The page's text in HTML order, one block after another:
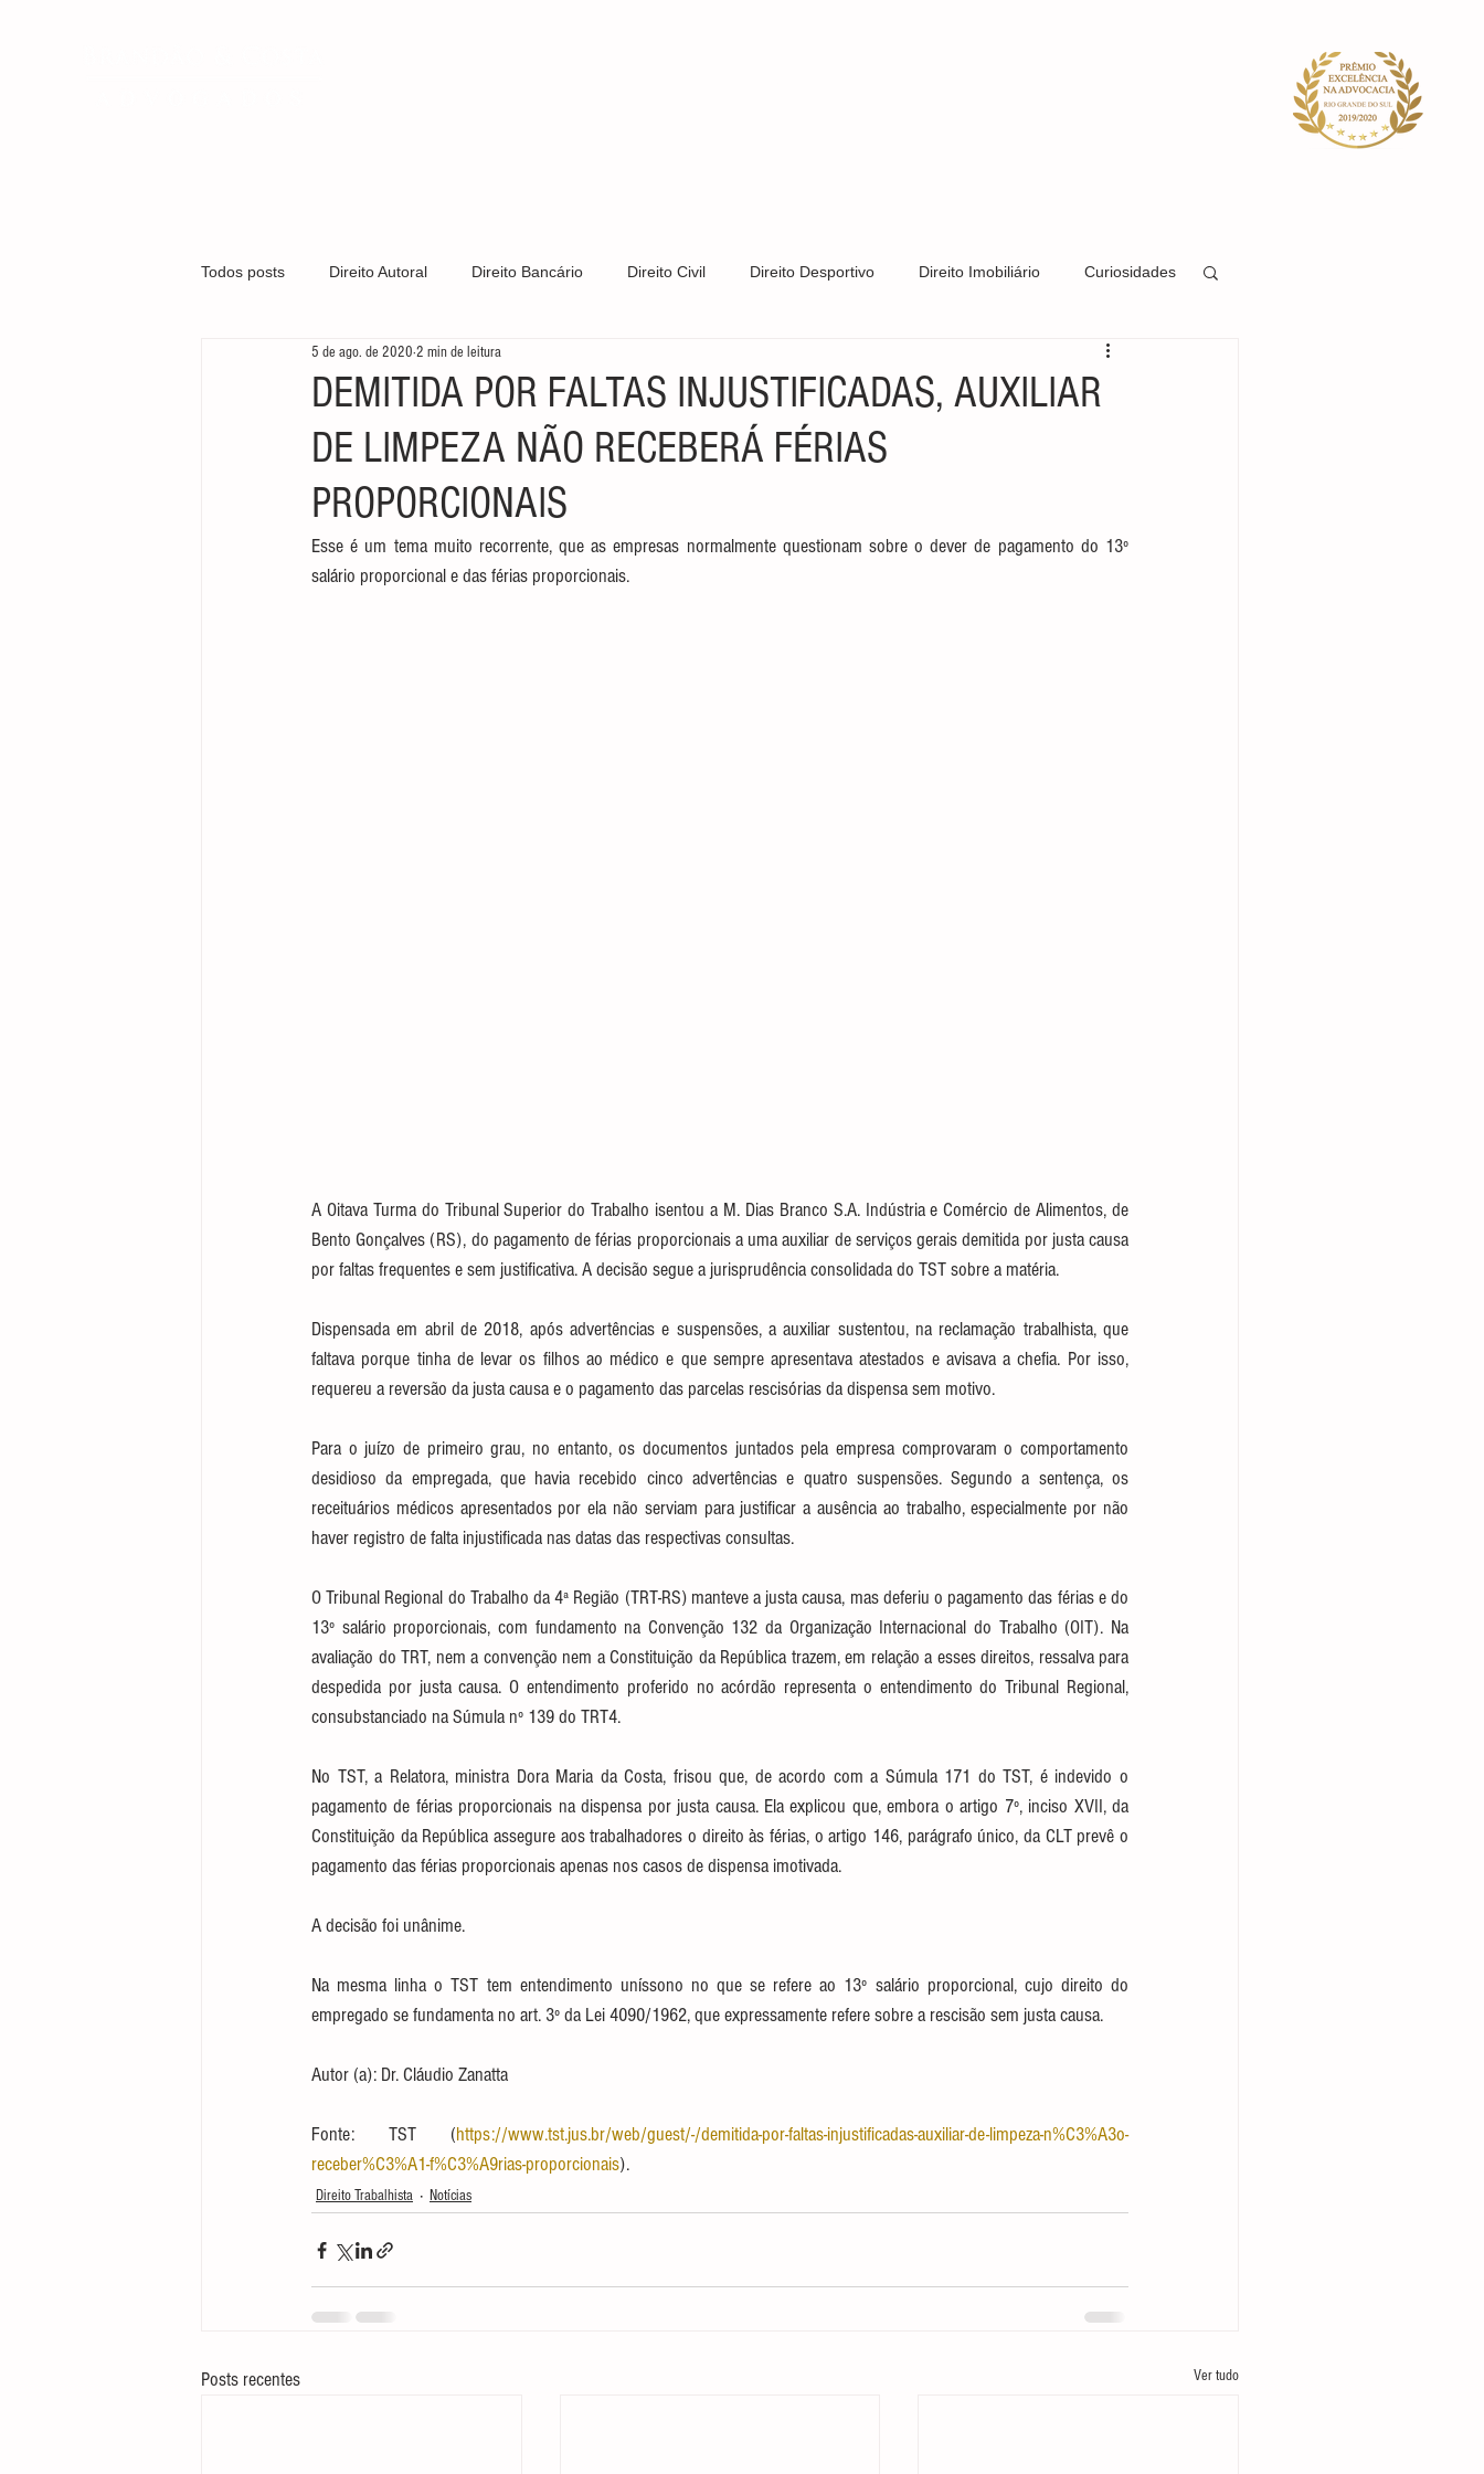
Todos posts Direito Autoral Direito Bancário Direito Civil Direito Desportivo Direito Imobiliário Curiosidades
Direito Médico Direito Trabalhista Direito Societário
Gestão Organizacional Marcas e Patentes Notícias LGPD Direito Constitucional
Direito Empresarial
DEMITIDA POR FALTAS INJUSTIFICADAS, AUXILIAR
DE LIMPEZA NÃO RECEBERÁ FÉRIAS
PROPORCIONAIS
5 de ago. de 2020 2 min de leitura
Esse é um tema muito recorrente, que as empresas normalmente questionam sobre o dever de pagamento do 13º
salário proporcional e das férias proporcionais.
A Oitava Turma do Tribunal Superior do Trabalho isentou a M. Dias Branco S.A. Indústria e Comércio de Alimentos, de
Bento Gonçalves (RS), do pagamento de férias proporcionais a uma auxiliar de serviços gerais demitida por justa causa
por faltas frequentes e sem justificativa. A decisão segue a jurisprudência consolidada do TST sobre a matéria.
Dispensada em abril de 2018, após advertências e suspensões, a auxiliar sustentou, na reclamação trabalhista, que
faltava porque tinha de levar os filhos ao médico e que sempre apresentava atestados e avisava a chefia. Por isso,
requereu a reversão da justa causa e o pagamento das parcelas rescisórias da dispensa sem motivo.
Para o juízo de primeiro grau, no entanto, os documentos juntados pela empresa comprovaram o comportamento
desidioso da empregada, que havia recebido cinco advertências e quatro suspensões. Segundo a sentença, os
receituários médicos apresentados por ela não serviam para justificar a ausência ao trabalho, especialmente por não
haver registro de falta injustificada nas datas das respectivas consultas.
O Tribunal Regional do Trabalho da 4ª Região (TRT-RS) manteve a justa causa, mas deferiu o pagamento das férias e do
13º salário proporcionais, com fundamento na Convenção 132 da Organização Internacional do Trabalho (OIT). Na
avaliação do TRT, nem a convenção nem a Constituição da República trazem, em relação a esses direitos, ressalva para
despedida por justa causa. O entendimento proferido no acórdão representa o entendimento do Tribunal Regional,
consubstanciado na Súmula nº 139 do TRT4.
No TST, a Relatora, ministra Dora Maria da Costa, frisou que, de acordo com a Súmula 171 do TST, é indevido o
pagamento de férias proporcionais na dispensa por justa causa. Ela explicou que, embora o artigo 7º, inciso XVII, da
Constituição da República assegure aos trabalhadores o direito às férias, o artigo 146, parágrafo único, da CLT prevê o
pagamento das férias proporcionais apenas nos casos de dispensa imotivada.
A decisão foi unânime.
Na mesma linha o TST tem entendimento uníssono no que se refere ao 13º salário proporcional, cujo direito do
empregado se fundamenta no art. 3º da Lei 4090/1962, que expressamente refere sobre a rescisão sem justa causa.
Autor (a): Dr. Cláudio Zanatta
Fonte: TST (https://www.tst.jus.br/web/guest/-/demitida-por-faltas-injustificadas-auxiliar-de-limpeza-n%C3%A3o-
receber%C3%A1-f%C3%A9rias-proporcionais).
Direito Trabalhista Notícias
Posts recentes Ver tudo